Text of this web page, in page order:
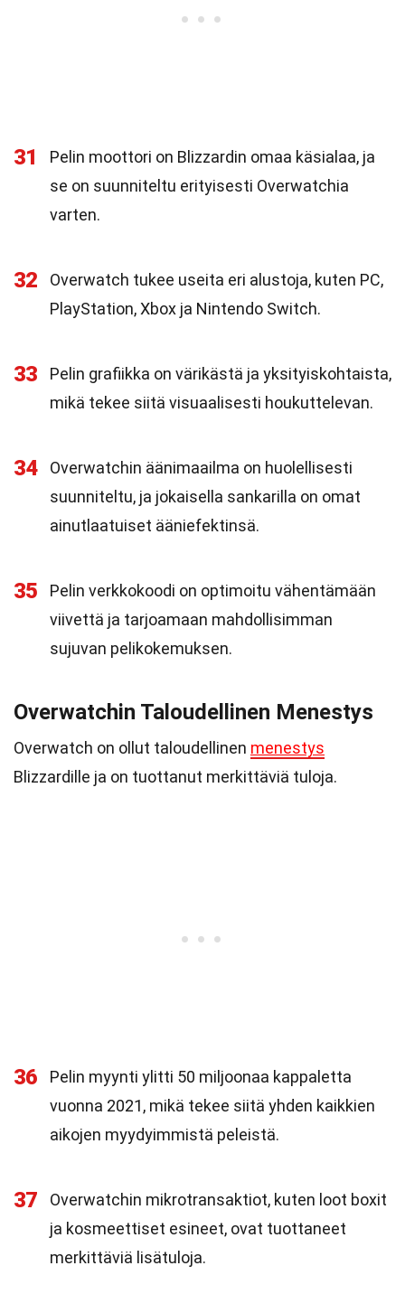
31
Pelin moottori on Blizzardin omaa käsialaa, ja
se on suunniteltu erityisesti Overwatchia
varten.
32
Overwatch tukee useita eri alustoja, kuten PC,
PlayStation, Xbox ja Nintendo Switch.
33
Pelin grafiikka on värikästä ja yksityiskohtaista,
mikä tekee siitä visuaalisesti houkuttelevan.
34
Overwatchin äänimaailma on huolellisesti
suunniteltu, ja jokaisella sankarilla on omat
ainutlaatuiset ääniefektinsä.
35
Pelin verkkokoodi on optimoitu vähentämään
viivettä ja tarjoamaan mahdollisimman
sujuvan pelikokemuksen.
Overwatchin Taloudellinen Menestys
Overwatch on ollut taloudellinen menestys
Blizzardille ja on tuottanut merkittäviä tuloja.
36
Pelin myynti ylitti 50 miljoonaa kappaletta
vuonna 2021, mikä tekee siitä yhden kaikkien
aikojen myydyimmistä peleistä.
37
Overwatchin mikrotransaktiot, kuten loot boxit
ja kosmeettiset esineet, ovat tuottaneet
merkittäviä lisätuloja.